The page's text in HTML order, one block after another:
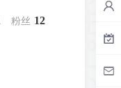
粉丝 12